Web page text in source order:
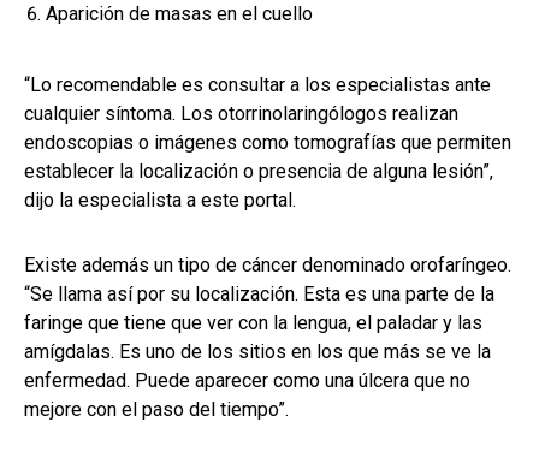
Aparición de masas en el cuello
“Lo recomendable es consultar a los especialistas ante
cualquier síntoma. Los otorrinolaringólogos realizan
endoscopias o imágenes como tomografías que permiten
establecer la localización o presencia de alguna lesión”,
dijo la especialista a este portal.
Existe además un tipo de cáncer denominado orofaríngeo.
“Se llama así por su localización. Esta es una parte de la
faringe que tiene que ver con la lengua, el paladar y las
amígdalas. Es uno de los sitios en los que más se ve la
enfermedad. Puede aparecer como una úlcera que no
mejore con el paso del tiempo”.